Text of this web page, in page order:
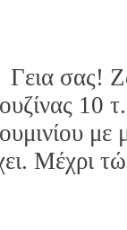
Γεια σας!
10
Μέχρι